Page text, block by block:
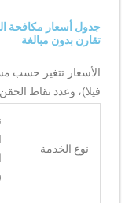
جدول أسعار مكافحة
تقارن بدون مبالغة
الأسعار تتغير حسب
فيلا)، وعدد نقاط
نوع الخدمة